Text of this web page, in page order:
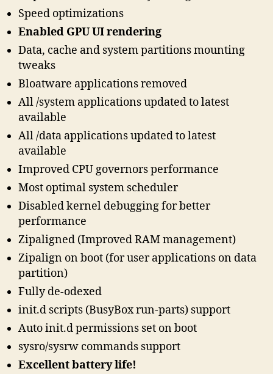
Speed optimizations
Enabled GPU UI rendering
Data, cache and system partitions mounting
tweaks
Bloatware applications removed
All /system applications updated to latest
available
All /data applications updated to latest
available
Improved CPU governors performance
Most optimal system scheduler
Disabled kernel debugging for better
performance
Zipaligned (Improved RAM management)
Zipalign on boot (for user applications on data
partition)
Fully de-odexed
init.d scripts (BusyBox run-parts) support
Auto init.d permissions set on boot
sysro/sysrw commands support
Excellent battery life!